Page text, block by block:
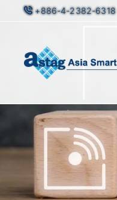
+886-4-2382-6318